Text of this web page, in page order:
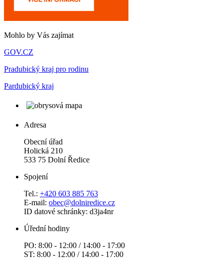
Mohlo by Vás zajímat
GOV.CZ
Pradubický kraj pro rodinu
Pardubický kraj
Adresa
Obecní úřad
Holická 210
533 75 Dolní Ředice
Spojení
Tel.: +420 603 885 763
E-mail: obec@dolniredice.cz
ID datové schránky: d3ja4nr
Úřední hodiny
PO: 8:00 - 12:00 / 14:00 - 17:00
ST: 8:00 - 12:00 / 14:00 - 17:00